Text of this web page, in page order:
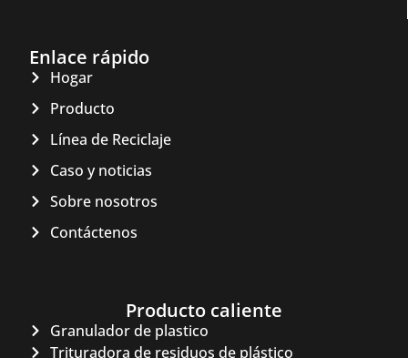
Enlace rápido
Hogar
Producto
Línea de Reciclaje
Caso y noticias
Sobre nosotros
Contáctenos
Producto caliente
Granulador de plastico
Trituradora de residuos de plástico